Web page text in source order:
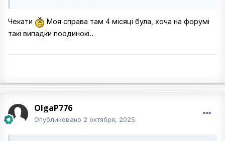
Чекати
Моя справа там 4 місяці була, хоча на форумі
такі випадки поодинокі..
OlgaP776
Опубликовано 2 октября, 2025